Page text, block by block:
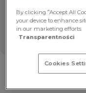
By clicking “Accept All
your device to enhance
in our marketing efforts.
Transparentności
Cookies